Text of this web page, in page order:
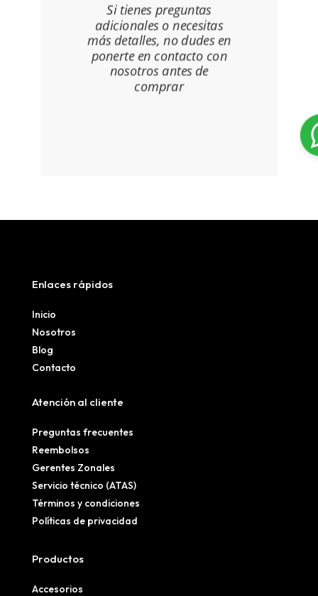
Si tienes preguntas
adicionales o necesitas
más detalles, no dudes en
ponerte en contacto con
nosotros antes de
comprar
Enlaces rápidos
Inicio
Nosotros
Blog
Contacto
Atención al cliente
Preguntas frecuentes
Reembolsos
Gerentes Zonales
Servicio técnico (ATAS)
Términos y condiciones
Políticas de privacidad
Productos
Accesorios